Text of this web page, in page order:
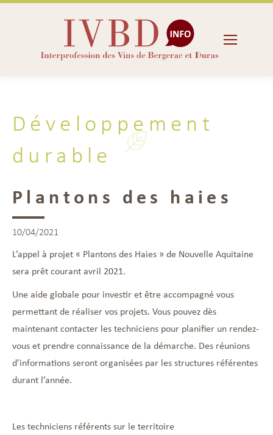
Développement
durable
Plantons des haies
10/04/2021
L’appel à projet « Plantons des Haies » de Nouvelle Aquitaine
sera prêt courant avril 2021.
Une aide globale pour investir et être accompagné vous
permettant de réaliser vos projets. Vous pouvez dès
maintenant contacter les techniciens pour planifier un rendez-
vous et prendre connaissance de la démarche. Des réunions
d’informations seront organisées par les structures référentes
durant l’année.
Les techniciens référents sur le territoire